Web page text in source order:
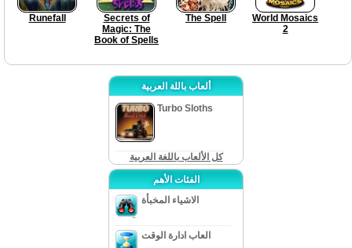
Runefall
Secrets of
Magic: The
Book of Spells
The Spell
World Mosaics
2
ألعاب باللة العربية
Turbo Sloths
كل الألعاب باللغة العربية
الفئات الأهم
الاشياء المخبأة
العاب ادارة الوقت